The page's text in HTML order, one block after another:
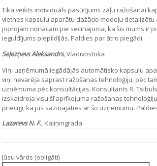
Tika veikts individuāls pasūtījums zāļu ražošanai
vietnes kapsulu aparātu dažādo modeļu detalizētu
joprojām nonācām pie secinājuma, ka šis mums ir
ieguldījums piepildījās. Paldies par ātro piegādi.
Seļezņevs Aleksandrs,Vladivostoka
Viņi uzņēmumā iegādājās automātisko kapsulu
viņi nevarēja saprast ražošanas tehnoloģiju, pēc
uzņēmuma pēc konsultācijas. Konsultants R.
izskaidroja visu šī aprīkojuma ražošanas
priecīgi, ka jūs sazinājāties ar šo uzņēmumu.
Lazarevs N. F., Kaļiņingrada
Jūsu vārds (obligāti)